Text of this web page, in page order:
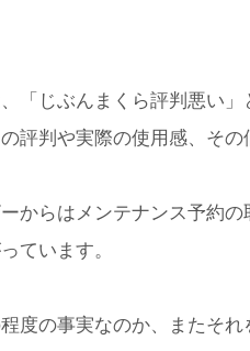
「じぶんまくら評判悪い
評判や実際の使用感、そ
からはメンテナンス予約
ています。
度の事実なのか、またそ